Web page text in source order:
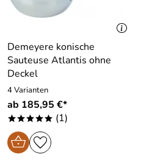
Demeyere konische
Sauteuse Atlantis ohne
Deckel
4 Varianten
ab 185,95 €*
***** (1)